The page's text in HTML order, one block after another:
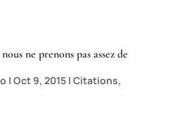
ne prenons pas assez de
| Oct 9, 2015| Citations,